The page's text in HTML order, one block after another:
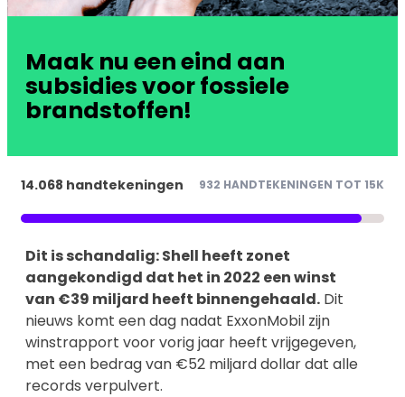
Maak nu een eind aan
subsidies voor fossiele
brandstoffen!
14.068 handtekeningen 932 HANDTEKENINGEN TOT 15K
Dit is schandalig: Shell heeft zonet
aangekondigd dat het in 2022 een winst
van €39 miljard heeft binnengehaald. Dit
nieuws komt een dag nadat ExxonMobil zijn
winstrapport voor vorig jaar heeft vrijgegeven,
met een bedrag van €52 miljard dollar dat alle
records verpulvert.